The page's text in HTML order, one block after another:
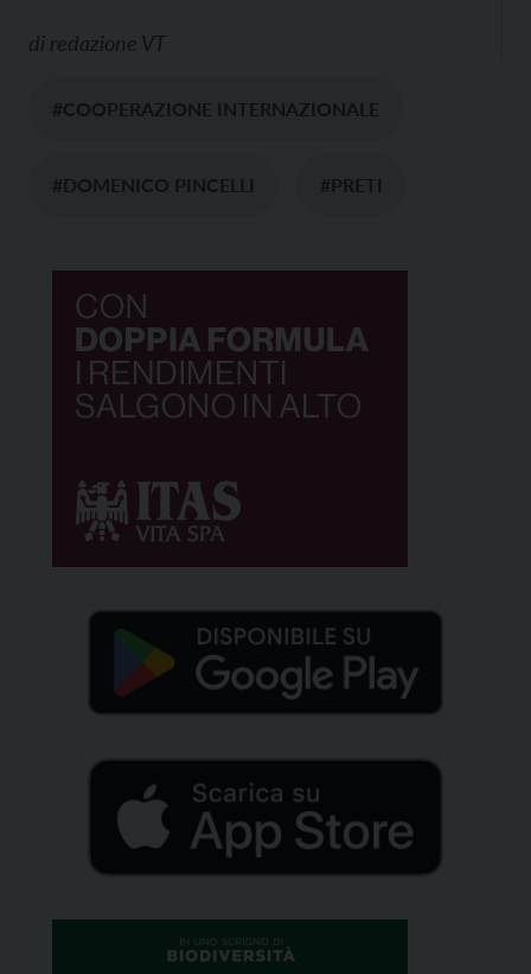
di redazione VT
#COOPERAZIONE INTERNAZIONALE
#DOMENICO PINCELLI #PRETI